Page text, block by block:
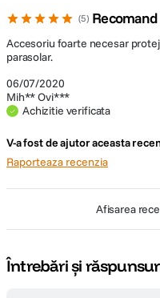
5
06/07/2020
Mih** Ovi***
Achizitie verificata
Accesoriu foarte necesar
parasolar.
V-a fost de ajutor aceasta
Raporteaza recenzia
afisarea
Întrebări și